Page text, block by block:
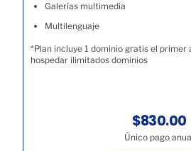
Galerías multimedia
Multilenguaje
*Plan incluye 1 dominio gratis el primer
hospedar ilimitados dominios
$830.00
Único pago